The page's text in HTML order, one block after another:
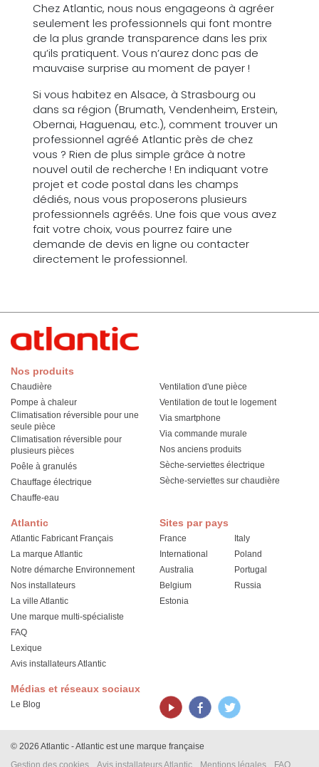
Chez Atlantic, nous nous engageons à agréer
seulement les professionnels qui font montre
de la plus grande transparence dans les prix
qu’ils pratiquent. Vous n’aurez donc pas de
mauvaise surprise au moment de payer !
Si vous habitez en Alsace, à Strasbourg ou
dans sa région (Brumath, Vendenheim, Erstein,
Obernai, Haguenau, etc.), comment trouver un
professionnel agréé Atlantic près de chez
vous ? Rien de plus simple grâce à notre
nouvel outil de recherche ! En indiquant votre
projet et code postal dans les champs
dédiés, nous vous proposerons plusieurs
professionnels agréés. Une fois que vous avez
fait votre choix, vous pourrez faire une
demande de devis en ligne ou contacter
directement le professionnel.
Atlantic
Atlantic Fabricant Français
La marque Atlantic
Notre démarche Environnement
Nos installateurs
La ville Atlantic
Une marque multi-spécialiste
FAQ
Lexique
Avis installateurs Atlantic
Nos produits
Chaudière
Pompe à chaleur
Climatisation réversible pour une
seule pièce
Climatisation réversible pour
plusieurs pièces
Poêle à granulés
Chauffage électrique
Chauffe-eau
Ventilation d'une pièce
Ventilation de tout le logement
Via smartphone
Via commande murale
Nos anciens produits
Sèche-serviettes électrique
Sèche-serviettes sur chaudière
Sites par pays
France
International
Australia
Belgium
Estonia
Italy
Poland
Portugal
Russia
Médias et réseaux sociaux
Le Blog
© 2026 Atlantic - Atlantic est une marque française
Gestion des cookies
Avis installateurs Atlantic Mentions légales FAQ